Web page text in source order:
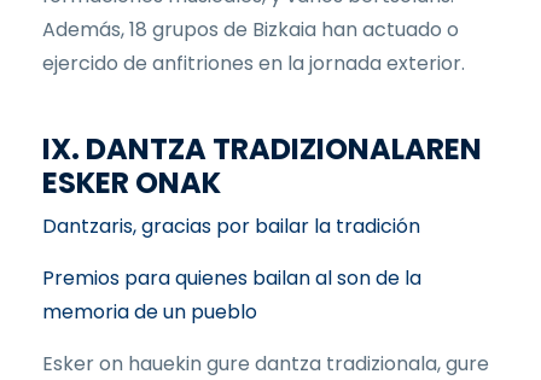
Además, 18 grupos de Bizkaia han actuado o
ejercido de anfitriones en la jornada exterior.
IX. DANTZA TRADIZIONALAREN
ESKER ONAK
Dantzaris, gracias por bailar la tradición
Premios para quienes bailan al son de la
memoria de un pueblo
Esker on hauekin gure dantza tradizionala, gure